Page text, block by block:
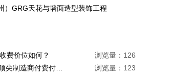
）GRG天花与墙面造型装饰工程
费价位如何？
浏览量：1264
浏览量：1233